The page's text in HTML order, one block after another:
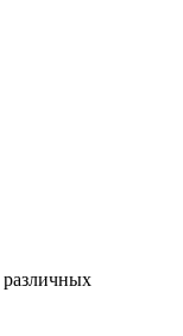
различных